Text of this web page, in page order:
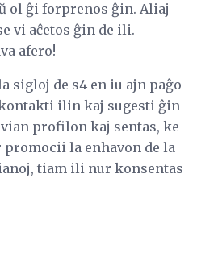
ol ĝi forprenos ĝin. Aliaj
vi aĉetos ĝin de ili.
afero!
sigloj de s4 en iu ajn paĝo
ilin kaj sugesti ĝin
profilon kaj sentas, ke
promocii la enhavon de la
tiam ili nur konsentas